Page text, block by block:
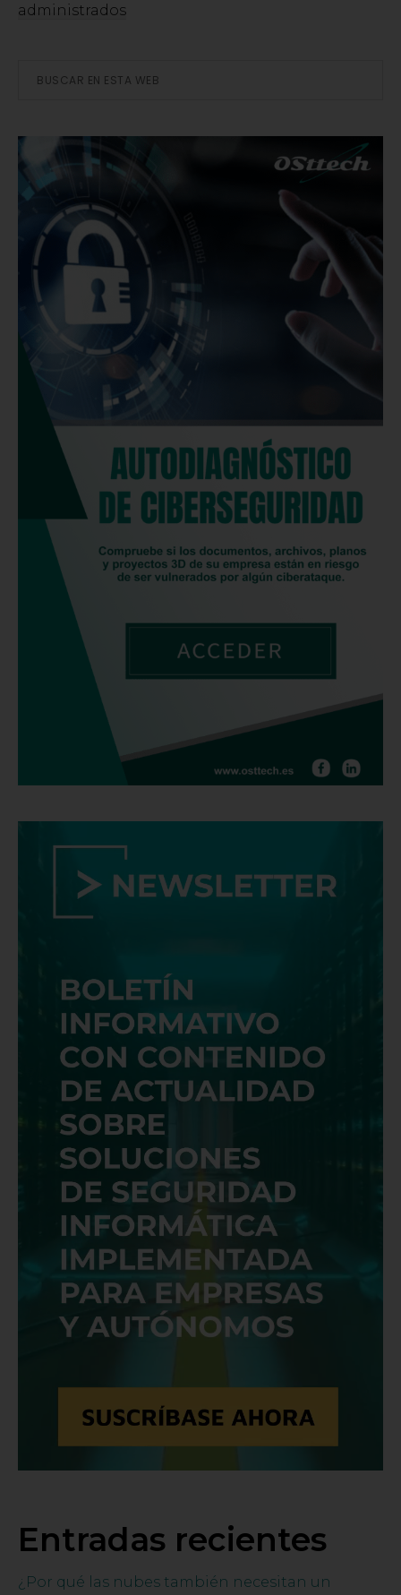
administrados
Barra
lateral
principal
Entradas recientes
¿Por qué las nubes también necesitan un